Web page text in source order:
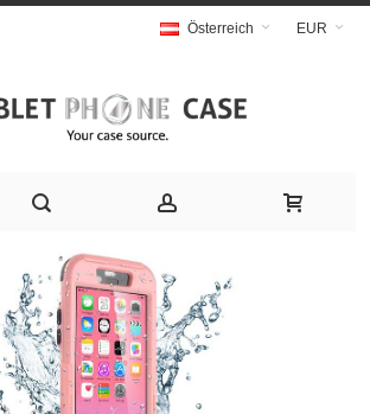
EUR
Österreich